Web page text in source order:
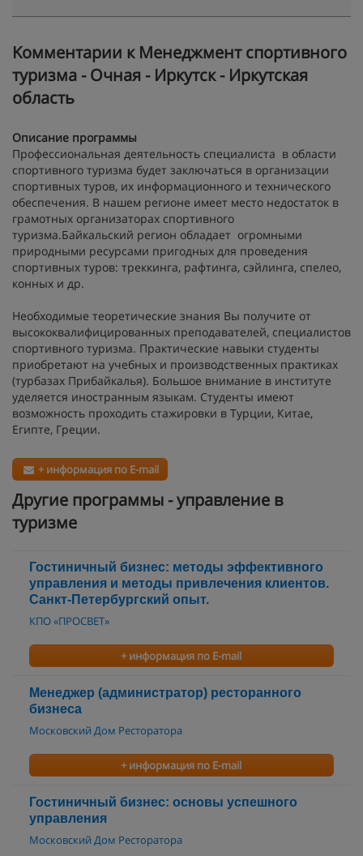
Kомментарии к Менеджмент спортивного
туризма - Очная - Иркутск - Иркутская
область
Описание программы
Профессиональная деятельность специалиста в области
спортивного туризма будет заключаться в организации
спортивных туров, их информационного и технического
обеспечения. В нашем регионе имеет место недостаток в
грамотных организаторах спортивного
туризма.Байкальский регион обладает огромными
природными ресурсами пригодных для проведения
спортивных туров: треккинга, рафтинга, сэйлинга, спелео,
конных и др.
Необходимые теоретические знания Вы получите от
высококвалифицированных преподавателей, специалистов
спортивного туризма. Практические навыки студенты
приобретают на учебных и производственных практиках
(турбазах Прибайкалья). Большое внимание в институте
уделяется иностранным языкам. Студенты имеют
возможность проходить стажировки в Турции, Китае,
Египте, Греции.
+ информация по E-mail
Другие программы - управление в
туризме
Гостиничный бизнес: методы эффективного
управления и методы привлечения клиентов.
Санкт-Петербургский опыт.
КПО «ПРОСВЕТ»
+ информация по E-mail
Менеджер (администратор) ресторанного
бизнеса
Московский Дом Ресторатора
+ информация по E-mail
Гостиничный бизнес: основы успешного
управления
Московский Дом Ресторатора